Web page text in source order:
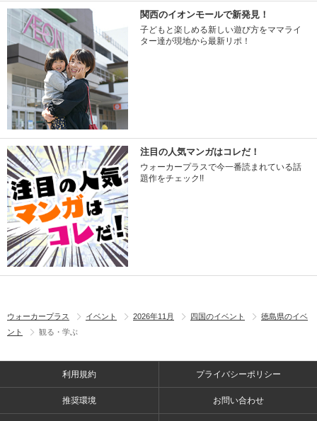
関西のイオンモールで新発見！
子どもと楽しめる新しい遊び方をママライ
ター達が現地から最新リポ！
注目の人気マンガはコレだ！
ウォーカープラスで今一番読まれている話
題作をチェック!!
ウォーカープラス イベント 2026年11月 四国のイベント
徳島県のイベ
ント
観る・学ぶ
利用規約 プライバシーポリシー
推奨環境 お問い合わせ